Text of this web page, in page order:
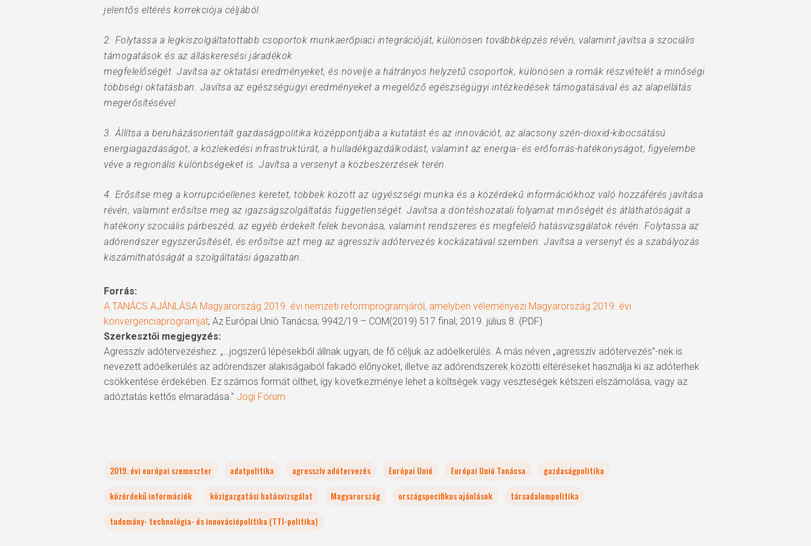
jelentős eltérés korrekciója céljából.
2. Folytassa a legkiszolgáltatottabb csoportok munkaerőpiaci integrációját, különösen továbbképzés révén, valamint javítsa a szociális
támogatások és az álláskeresési járadékok
megfelelőségét. Javítsa az oktatási eredményeket, és növelje a hátrányos helyzetű csoportok, különösen a romák részvételét a minőségi
többségi oktatásban. Javítsa az egészségügyi eredményeket a megelőző egészségügyi intézkedések támogatásával és az alapellátás
megerősítésével.
3. Állítsa a beruházásorientált gazdaságpolitika középpontjába a kutatást és az innovációt, az alacsony szén-dioxid-kibocsátású
energiagazdaságot, a közlekedési infrastruktúrát, a hulladékgazdálkodást, valamint az energia- és erőforrás-hatékonyságot, figyelembe
véve a regionális különbségeket is. Javítsa a versenyt a közbeszerzések terén.
4. Erősítse meg a korrupcióellenes keretet, többek között az ügyészségi munka és a közérdekű információkhoz való hozzáférés javítása
révén, valamint erősítse meg az igazságszolgáltatás függetlenségét. Javítsa a döntéshozatali folyamat minőségét és átláthatóságát a
hatékony szociális párbeszéd, az egyéb érdekelt felek bevonása, valamint rendszeres és megfelelő hatásvizsgálatok révén. Folytassa az
adórendszer egyszerűsítését, és erősítse azt meg az agresszív adótervezés kockázatával szemben. Javítsa a versenyt és a szabályozás
kiszámíthatóságát a szolgáltatási ágazatban…
Forrás:
A TANÁCS AJÁNLÁSA Magyarország 2019. évi nemzeti reformprogramjáról, amelyben véleményezi Magyarország 2019. évi
konvergenciaprogramját; Az Európai Unió Tanácsa; 9942/19 – COM(2019) 517 final; 2019. július 8. (PDF)
Szerkesztői megjegyzés:
Agresszív adótervezéshez: „…jogszerű lépésekből állnak ugyan, de fő céljuk az adóelkerülés. A más néven „agresszív adótervezés”-nek is
nevezett adóelkerülés az adórendszer alakiságaiból fakadó előnyöket, illetve az adórendszerek közötti eltéréseket használja ki az adóterhek
csökkentése érdekében. Ez számos formát ölthet, így következménye lehet a költségek vagy veszteségek kétszeri elszámolása, vagy az
adóztatás kettős elmaradása.” Jogi Fórum
2019. évi európai szemeszter adatpolitika agresszív adótervezés Európai Unió Európai Unió Tanácsa
gazdaságpolitika
közérdekű információk
közigazgatási hatásvizsgálat Magyarország országspecifikus ajánlások
társadalompolitika
tudomány- technológia- és innovációpolitika (TTI-politika)